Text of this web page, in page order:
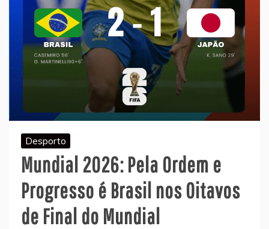
Desporto
Mundial 2026: Pela Ordem e
Progresso é Brasil nos Oitavos
de Final do Mundial